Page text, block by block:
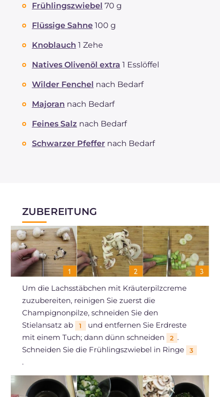
Frühlingszwiebel 70 g
Flüssige Sahne 100 g
Knoblauch 1 Zehe
Natives Olivenöl extra 1 Esslöffel
Wilder Fenchel nach Bedarf
Majoran nach Bedarf
Feines Salz nach Bedarf
Schwarzer Pfeffer nach Bedarf
ZUBEREITUNG
Um die Lachsstäbchen mit Kräuterpilzcreme
zuzubereiten, reinigen Sie zuerst die
Champignonpilze, schneiden Sie den
Stielansatz ab
1
und entfernen Sie Erdreste
mit einem Tuch; dann dünn schneiden
2 .
Schneiden Sie die Frühlingszwiebel in Ringe
3
.